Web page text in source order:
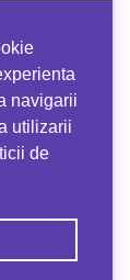
navigarii
utilizarii
de